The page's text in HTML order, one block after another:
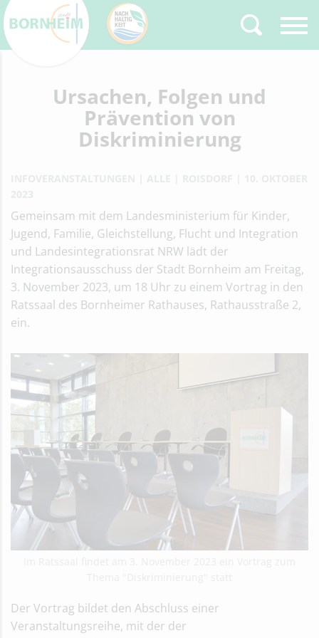
Zurück
Type 2 or more
characters for results.
Ursachen, Folgen und
Prävention von
Diskriminierung
Gemeinsam mit dem Landesministerium für Kinder,
Jugend, Familie, Gleichstellung, Flucht und Integration
und Landesintegrationsrat NRW lädt der
Integrationsausschuss der Stadt Bornheim am Freitag,
3. November 2023, um 18 Uhr zu einem Vortrag in den
Ratssaal des Bornheimer Rathauses, Rathausstraße 2,
ein.
Der Vortrag bildet den Abschluss einer
Veranstaltungsreihe, mit der der